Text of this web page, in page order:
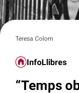
Teresa Colom
InfoLlibres
“Temps